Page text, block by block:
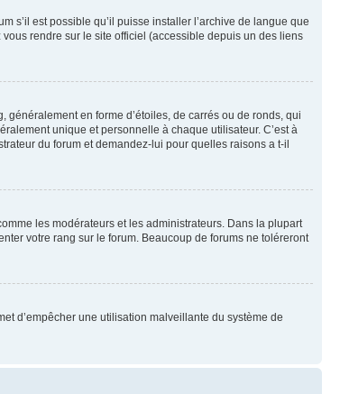
s’il est possible qu’il puisse installer l’archive de langue que
rendre sur le site officiel (accessible depuis un des liens
généralement en forme d’étoiles, de carrés ou de ronds, qui
unique et personnelle à chaque utilisateur. C’est à
du forum et demandez-lui pour quelles raisons a t-il
les modérateurs et les administrateurs. Dans la plupart
votre rang sur le forum. Beaucoup de forums ne toléreront
d’empêcher une utilisation malveillante du système de